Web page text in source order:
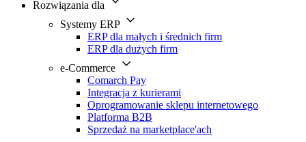
Rozwiązania dla
Systemy ERP
ERP dla małych i średnich firm
ERP dla dużych firm
e-Commerce
Comarch Pay
Integracja z kurierami
Oprogramowanie sklepu internetowego
Platforma B2B
Sprzedaż na marketplace'ach